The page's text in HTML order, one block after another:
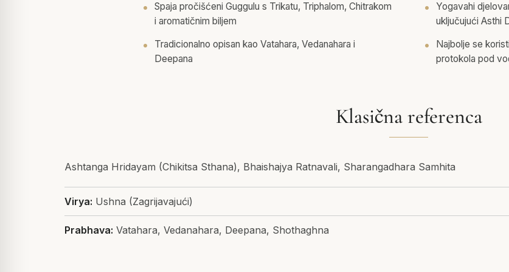
Spaja pročišćeni Guggulu s Trikatu, Triphalom, Chitrakom
i aromatičnim biljem
Yogavahi
uključujući Asthi
Tradicionalno opisan kao Vatahara, Vedanahara i
Deepana
Najbolje se
protokola pod
Klasična referenca
Ashtanga Hridayam (Chikitsa Sthana), Bhaishajya Ratnavali, Sharangadhara Samhita
Virya: Ushna (Zagrijavajući)
Prabhava: Vatahara, Vedanahara, Deepana, Shothaghna